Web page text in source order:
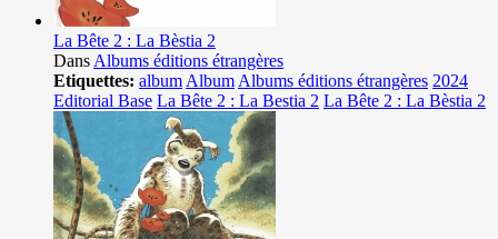
La Bête 2 : La Bèstia 2
Dans Albums éditions étrangères
Etiquettes: album Album Albums éditions étrangères 2024
Editorial Base La Bête 2 : La Bestia 2 La Bête 2 : La Bèstia 2